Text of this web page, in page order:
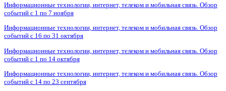
Информационные технологии, интернет, телеком и мобильная связь. Обзор
событий с 1 по 7 ноября
Информационные технологии, интернет, телеком и мобильная связь. Обзор
событий с 16 по 31 октября
Информационные технологии, интернет, телеком и мобильная связь. Обзор
событий с 1 по 14 октября
Информационные технологии, интернет, телеком и мобильная связь. Обзор
событий с 14 по 23 сентября